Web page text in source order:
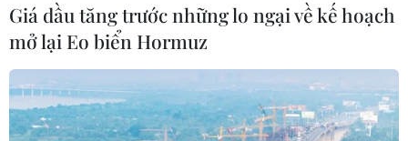
Giá dầu tăng trước những lo ngại về kế hoạch
mở lại Eo biển Hormuz